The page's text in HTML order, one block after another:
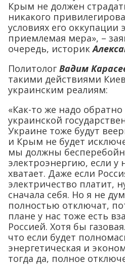
Крым не должен
никакого
условиях его оккупации
приемлемая мера», –
очередь, историк
Политолог Вадим
такими действиями
украинским реалиям:
«Как-то же надо
украинской
Украине тоже будут
и Крым не будет
мы должны
электроэнергию, если у
хватает. Даже если
электричество платит,
сначала себя. Но я не
полностью отключат,
плане у нас тоже есть
Россией. Хотя бы
что если будет
энергетическая и
тогда да, полное